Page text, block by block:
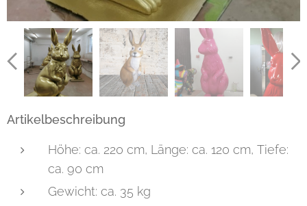
Artikelbeschreibung
Höhe: ca. 220 cm, Länge: ca. 120 cm, Tiefe:
ca. 90 cm
Gewicht: ca. 35 kg